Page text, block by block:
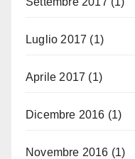
Luglio 2017 (1)
Aprile 2017 (1)
Dicembre 2016 (1)
Novembre 2016 (1)